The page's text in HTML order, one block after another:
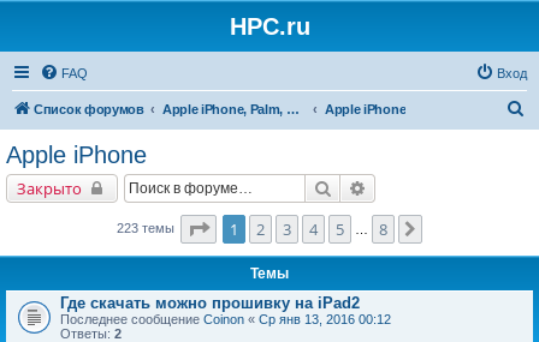
HPC.ru
FAQ Вход
Список форумов Apple iPhone, Palm, Symbian, Linux и прочие Apple iPhone
Apple iPhone
Закрыто Поиск
223 темы Страница1 из
1 2 3 4 5 8
Темы
Где скачать можно прошивку на iPad2
Последнее сообщение Coinon « Ср янв 13, 2016 00:12
Ответы: 2